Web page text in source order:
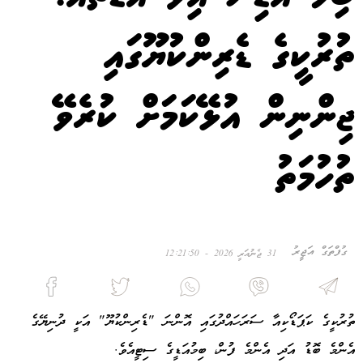
ތުރުކީގެ ޑެރިންކުޔޫގައި
ޖިންނިން އުޅޭކަމަށް ކުރެވޭ
ތުހުމަތު
ގުފްތަގް އަޖީރު 31 ޖެނުއަރީ 2026 - 12:21:50
ތުރުކީގެ ކަޕަޑޯކިއާ ސަރަހައްދުގައި އޮންނަ "ޑެރިންކުޔޫ" އަކީ ދުނިޔޭގެ
އެންމެ ބޮޑު އަދި އެންމެ ފުން، ބިމުއަޑީގެ ސިޓީއެވެ.